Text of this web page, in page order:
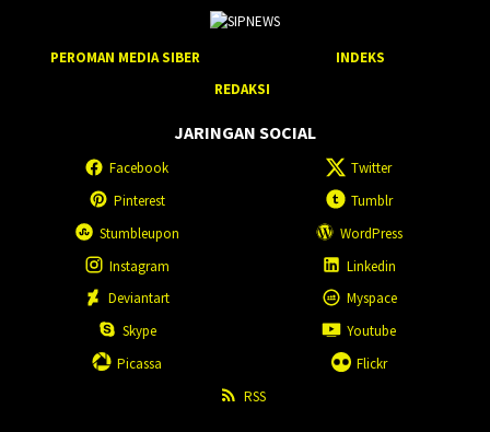
PEROMAN MEDIA SIBER
INDEKS
REDAKSI
JARINGAN SOCIAL
Facebook
Twitter
Pinterest
Tumblr
Stumbleupon
WordPress
Instagram
Linkedin
Deviantart
Myspace
Skype
Youtube
Picassa
Flickr
RSS